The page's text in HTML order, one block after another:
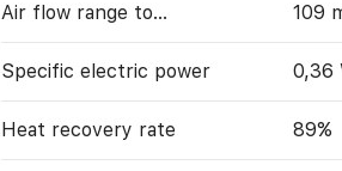
Air flow range to… 109
Specific electric power 0,36
Heat recovery rate 89%